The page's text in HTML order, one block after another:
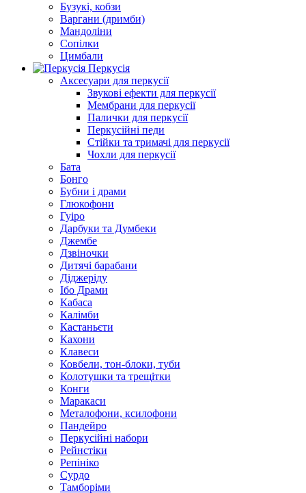
Бузукі, кобзи
Варгани (дримби)
Мандоліни
Сопілки
Цимбали
Перкусія
Аксесуари для перкусії
Звукові ефекти для перкусії
Мембрани для перкусії
Палички для перкусії
Перкусійні педи
Стійки та тримачі для перкусії
Чохли для перкусії
Бата
Бонго
Бубни і драми
Глюкофони
Гуіро
Дарбуки та Думбеки
Джембе
Дзвіночки
Дитячі барабани
Діджеріду
Ібо Драми
Кабаса
Калімби
Кастаньєти
Кахони
Клавеси
Ковбели, тон-блоки, туби
Колотушки та трещітки
Конги
Маракаси
Металофони, ксилофони
Пандейро
Перкусійні набори
Рейнстіки
Репініко
Сурдо
Тамборіми